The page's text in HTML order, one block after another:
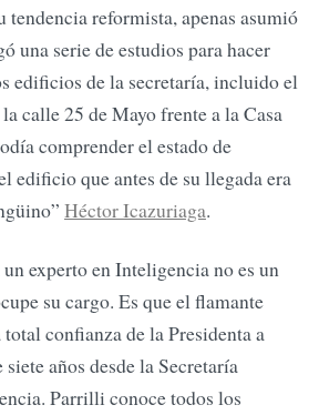
tendencia reformista, apenas asumió
una serie de estudios para hacer
edificios de la secretaría, incluido el
calle 25 de Mayo frente a la Casa
comprender el estado de
edificio que antes de su llegada era
Héctor Icazuriaga.
experto en Inteligencia no es un
su cargo. Es que el flamante
total confianza de la Presidenta a
años desde la Secretaría
Parrilli conoce todos los